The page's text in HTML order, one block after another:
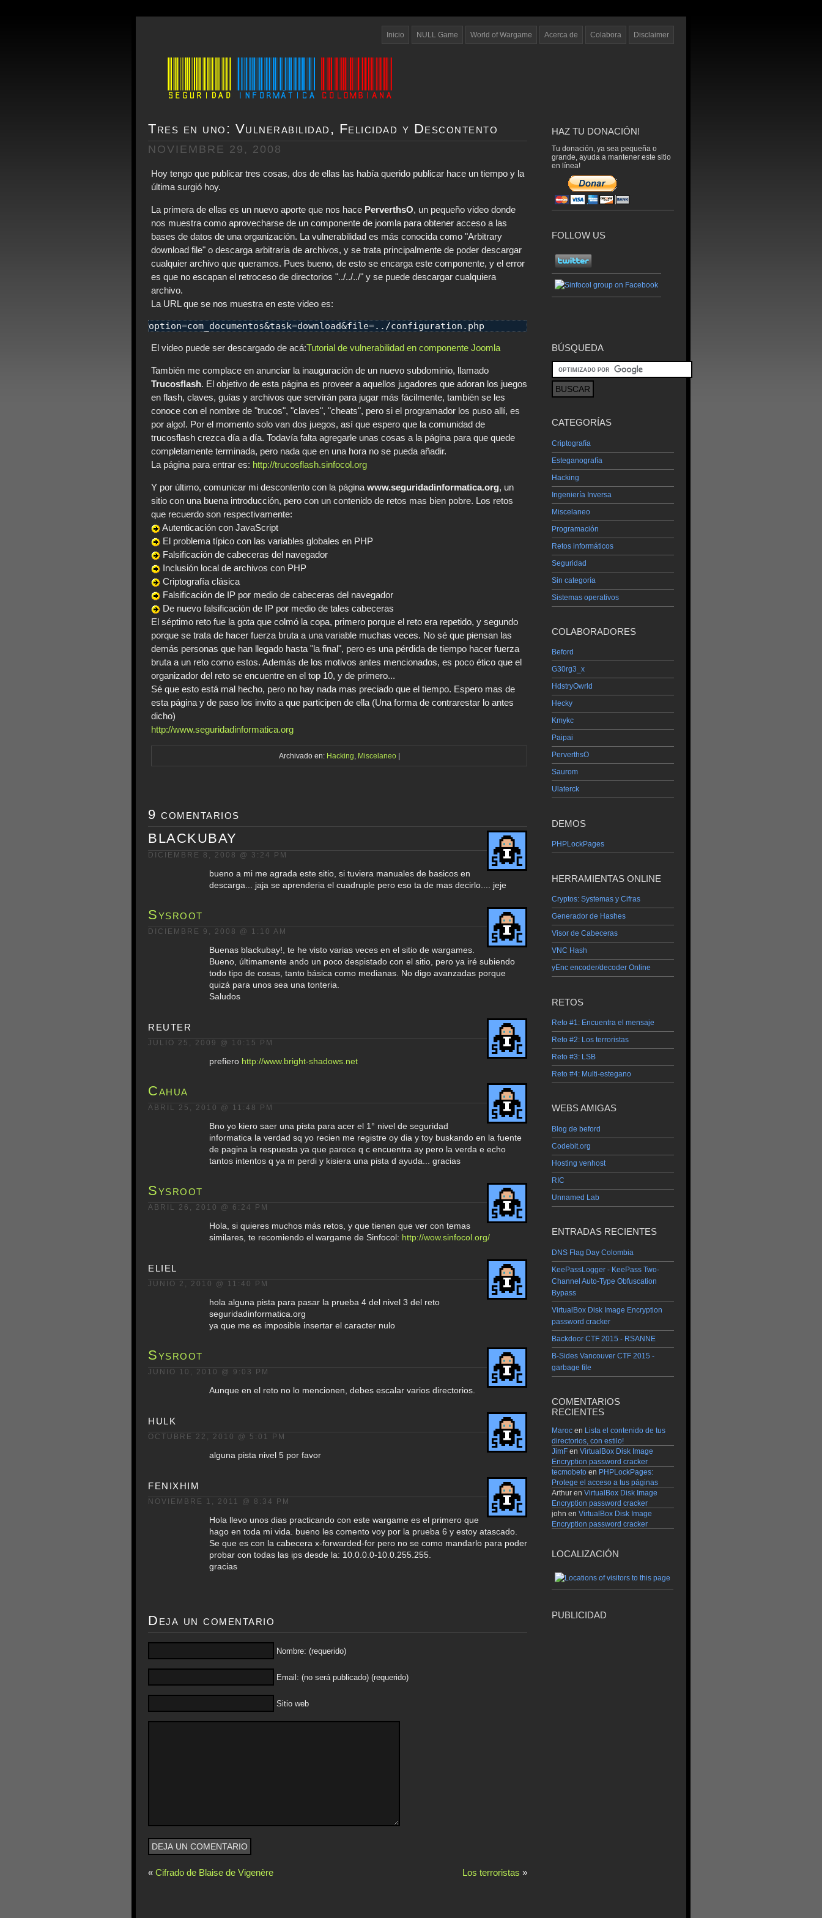
Inicio NULL Game World of Wargame Acerca de Colabora Disclaimer
HAZ TU DONACIÓN!
Tu donación, ya sea pequeña o
grande, ayuda a mantener este sitio
en línea!
FOLLOW US
BÚSQUEDA
CATEGORÍAS
Criptografía
Esteganografía
Hacking
Ingeniería Inversa
Miscelaneo
Programación
Retos informáticos
Seguridad
Sin categoría
Sistemas operativos
COLABORADORES
Beford
G30rg3_x
HdstryOwrld
Hecky
Kmykc
Paipai
PerverthsO
Saurom
Ulaterck
DEMOS
PHPLockPages
HERRAMIENTAS ONLINE
Cryptos: Systemas y Cifras
Generador de Hashes
Visor de Cabeceras
VNC Hash
yEnc encoder/decoder Online
RETOS
Reto #1: Encuentra el mensaje
Reto #2: Los terroristas
Reto #3: LSB
Reto #4: Multi-estegano
WEBS AMIGAS
Blog de beford
Codebit.org
Hosting venhost
RIC
Unnamed Lab
ENTRADAS RECIENTES
DNS Flag Day Colombia
KeePassLogger - KeePass Two-
Channel Auto-Type Obfuscation
Bypass
VirtualBox Disk Image Encryption
password cracker
Backdoor CTF 2015 - RSANNE
B-Sides Vancouver CTF 2015 -
garbage file
COMENTARIOS
RECIENTES
Maroc en Lista el contenido de tus
directorios, con estilo!
JimF en VirtualBox Disk Image
Encryption password cracker
tecmobeto en PHPLockPages:
Protege el acceso a tus páginas
Arthur en VirtualBox Disk Image
Encryption password cracker
john en VirtualBox Disk Image
Encryption password cracker
LOCALIZACIÓN
PUBLICIDAD
Tres en uno: Vulnerabilidad, Felicidad y Descontento
NOVIEMBRE 29, 2008
Hoy tengo que publicar tres cosas, dos de ellas las había querido publicar hace un tiempo y la
última surgió hoy.
La primera de ellas es un nuevo aporte que nos hace PerverthsO, un pequeño video donde
nos muestra como aprovecharse de un componente de joomla para obtener acceso a las
bases de datos de una organización. La vulnerabilidad es más conocida como "Arbitrary
download file" o descarga arbitraria de archivos, y se trata principalmente de poder descargar
cualquier archivo que queramos. Pues bueno, de esto se encarga este componente, y el error
es que no escapan el retroceso de directorios "../../../" y se puede descargar cualquiera
archivo.
La URL que se nos muestra en este video es:
option=com_documentos&task=download&file=../configuration . php
El video puede ser descargado de acá:Tutorial de vulnerabilidad en componente Joomla
También me complace en anunciar la inauguración de un nuevo subdominio, llamado
Trucosflash. El objetivo de esta página es proveer a aquellos jugadores que adoran los juegos
en flash, claves, guías y archivos que servirán para jugar más fácilmente, también se les
conoce con el nombre de "trucos", "claves", "cheats", pero si el programador los puso allí, es
por algo!. Por el momento solo van dos juegos, así que espero que la comunidad de
trucosflash crezca día a día. Todavía falta agregarle unas cosas a la página para que quede
completamente terminada, pero nada que en una hora no se pueda añadir.
La página para entrar es: http://trucosflash.sinfocol.org
Y por último, comunicar mi descontento con la página www.seguridadinformatica.org, un
sitio con una buena introducción, pero con un contenido de retos mas bien pobre. Los retos
que recuerdo son respectivamente:
Autenticación con JavaScript
El problema típico con las variables globales en PHP
Falsificación de cabeceras del navegador
Inclusión local de archivos con PHP
Criptografía clásica
Falsificación de IP por medio de cabeceras del navegador
De nuevo falsificación de IP por medio de tales cabeceras
El séptimo reto fue la gota que colmó la copa, primero porque el reto era repetido, y segundo
porque se trata de hacer fuerza bruta a una variable muchas veces. No sé que piensan las
demás personas que han llegado hasta "la final", pero es una pérdida de tiempo hacer fuerza
bruta a un reto como estos. Además de los motivos antes mencionados, es poco ético que el
organizador del reto se encuentre en el top 10, y de primero...
Sé que esto está mal hecho, pero no hay nada mas preciado que el tiempo. Espero mas de
esta página y de paso los invito a que participen de ella (Una forma de contrarestar lo antes
dicho)
http://www.seguridadinformatica.org
Archivado en: Hacking, Miscelaneo|
9 comentarios
BLACKUBAY
DICIEMBRE 8, 2008 @ 3:24 PM
bueno a mi me agrada este sitio, si tuviera manuales de basicos en
descarga... jaja se aprenderia el cuadruple pero eso ta de mas decirlo.... jeje
Sysroot
DICIEMBRE 9, 2008 @ 1:10 AM
Buenas blackubay!, te he visto varias veces en el sitio de wargames.
Bueno, últimamente ando un poco despistado con el sitio, pero ya iré subiendo
todo tipo de cosas, tanto básica como medianas. No digo avanzadas porque
quizá para unos sea una tonteria.
Saludos
reuter
JULIO 25, 2009 @ 10:15 PM
prefiero http://www.bright-shadows.net
Cahua
ABRIL 25, 2010 @ 11:48 PM
Bno yo kiero saer una pista para acer el 1° nivel de seguridad
informatica la verdad sq yo recien me registre oy dia y toy buskando en la fuente
de pagina la respuesta ya que parece q c encuentra ay pero la verda e echo
tantos intentos q ya m perdi y kisiera una pista d ayuda... gracias
Sysroot
ABRIL 26, 2010 @ 6:24 PM
Hola, si quieres muchos más retos, y que tienen que ver con temas
similares, te recomiendo el wargame de Sinfocol: http://wow.sinfocol.org/
eliel
JUNIO 2, 2010 @ 11:40 PM
hola alguna pista para pasar la prueba 4 del nivel 3 del reto
seguridadinformatica.org
ya que me es imposible insertar el caracter nulo
Sysroot
JUNIO 10, 2010 @ 9:03 PM
Aunque en el reto no lo mencionen, debes escalar varios directorios.
hulk
OCTUBRE 22, 2010 @ 5:01 PM
alguna pista nivel 5 por favor
fenixhim
NOVIEMBRE 1, 2011 @ 8:34 PM
Hola llevo unos dias practicando con este wargame es el primero que
hago en toda mi vida. bueno les comento voy por la prueba 6 y estoy atascado.
Se que es con la cabecera x-forwarded-for pero no se como mandarlo para poder
probar con todas las ips desde la: 10.0.0.0-10.0.255.255.
gracias
Deja un comentario
Nombre: (requerido)
Email: (no será publicado) (requerido)
Sitio web
« Cifrado de Blaise de Vigenère Los terroristas »